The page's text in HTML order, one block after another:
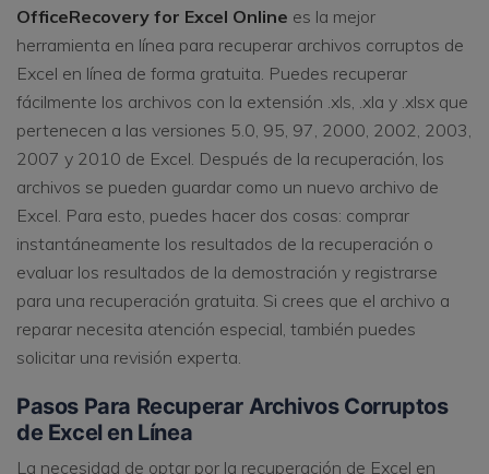
OfficeRecovery for Excel Online es la mejor
herramienta en línea para recuperar archivos corruptos de
Excel en línea de forma gratuita. Puedes recuperar
fácilmente los archivos con la extensión .xls, .xla y .xlsx que
pertenecen a las versiones 5.0, 95, 97, 2000, 2002, 2003,
2007 y 2010 de Excel. Después de la recuperación, los
archivos se pueden guardar como un nuevo archivo de
Excel. Para esto, puedes hacer dos cosas: comprar
instantáneamente los resultados de la recuperación o
evaluar los resultados de la demostración y registrarse
para una recuperación gratuita. Si crees que el archivo a
reparar necesita atención especial, también puedes
solicitar una revisión experta.
Pasos Para Recuperar Archivos Corruptos
de Excel en Línea
La necesidad de optar por la recuperación de Excel en